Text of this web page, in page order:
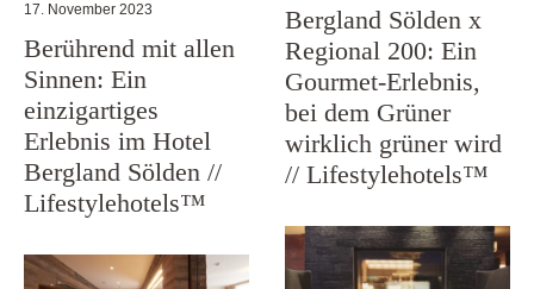
17. November 2023
Berührend mit allen
Sinnen: Ein
einzigartiges
Erlebnis im Hotel
Bergland Sölden //
Lifestylehotels™
Bergland Sölden x
Regional 200: Ein
Gourmet-Erlebnis,
bei dem Grüner
wirklich grüner wird
// Lifestylehotels™